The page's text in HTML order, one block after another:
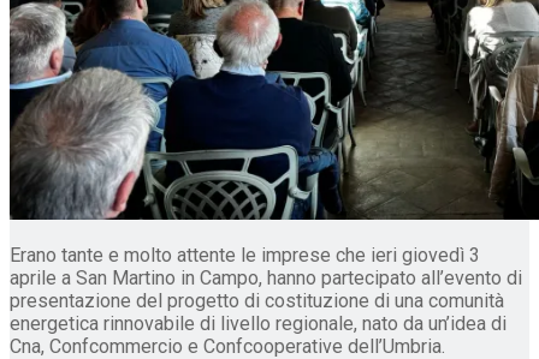
Erano tante e molto attente le imprese che ieri giovedì 3
aprile a San Martino in Campo, hanno partecipato all’evento di
presentazione del progetto di costituzione di una comunità
energetica rinnovabile di livello regionale, nato da un’idea di
Cna, Confcommercio e Confcooperative dell’Umbria.